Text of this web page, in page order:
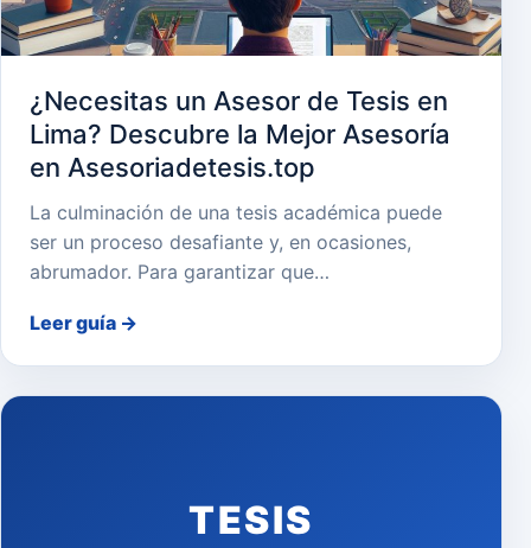
¿Necesitas un Asesor de Tesis en
Lima? Descubre la Mejor Asesoría
en Asesoriadetesis.top
La culminación de una tesis académica puede
ser un proceso desafiante y, en ocasiones,
abrumador. Para garantizar que…
Leer guía →
TESIS